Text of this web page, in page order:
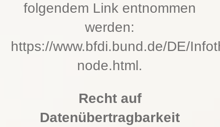
folgendem Link entnommen
werden:
https://www.bfdi.bund.de/DE/
node.html .
Recht auf
Datenübertragbarkeit